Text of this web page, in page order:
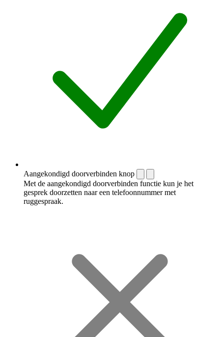
Aangekondigd doorverbinden knop
Met de aangekondigd doorverbinden functie kun je het
gesprek doorzetten naar een telefoonnummer met
ruggespraak.